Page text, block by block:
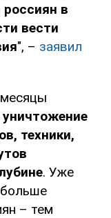
в
вести
", – заявил
уничтожение
техники,
. Уже
– тем